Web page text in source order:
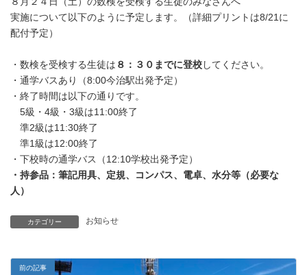
新
日
実施について以下のように予定します。（詳細プリントは8/21に
配付予定）
・数検を受検する生徒は ８：３０までに登校してください。
・通学バスあり（8:00今治駅出発予定）
・終了時間は以下の通りです。
5級・4級・3級は11:00終了
準2級は11:30終了
準1級は12:00終了
・下校時の通学バス（12:10学校出発予定）
・持参品：筆記用具、定規、コンパス、電卓、水分等（必要な
人）
カテゴリー お知らせ
前の記事